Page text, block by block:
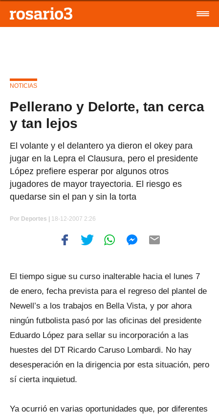
NOTICIAS
Pellerano y Delorte, tan cerca
y tan lejos
El volante y el delantero ya dieron el okey para
jugar en la Lepra el Clausura, pero el presidente
López prefiere esperar por algunos otros
jugadores de mayor trayectoria. El riesgo es
quedarse sin el pan y sin la torta
Por Deportes | 18-12-2007 2:26
El tiempo sigue su curso inalterable hacia el lunes 7
de enero, fecha prevista para el regreso del plantel de
Newell’s a los trabajos en Bella Vista, y por ahora
ningún futbolista pasó por las oficinas del presidente
Eduardo López para sellar su incorporación a las
huestes del DT Ricardo Caruso Lombardi. No hay
desesperación en la dirigencia por esta situación, pero
sí cierta inquietud.
Ya ocurrió en varias oportunidades que, por diferentes